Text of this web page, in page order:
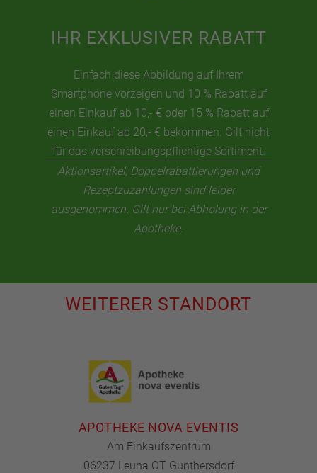
IHR EXKLUSIVER RABATT
Einfach diese Abbildung auf Ihrem
Smartphone vorzeigen und 10 % Rabatt auf
einen Einkauf ab 10,- € oder 15 % Rabatt auf
einen Einkauf ab 20,- € bekommen. Gilt nicht
für das verschreibungspflichtige Sortiment.
Aktionsartikel, Doppelrabattierungen und
Rezeptzuzahlungen sind leider
ausgenommen. Gilt nur bei Abholung in der
Apotheke.
WEITERER STANDORT
APOTHEKE NOVA EVENTIS
Am Einkaufszentrum
06237 Leuna OT Günthersdorf